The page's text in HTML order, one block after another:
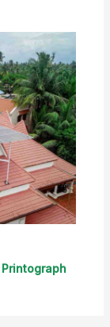
Printograph